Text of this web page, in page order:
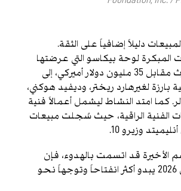
دليلاً إضافياً على الثقة.
المبكرة لوحة بيكاسو التي عرضتها
دار هاوزر آند فيرث مقابل 35 مليون دولار أميركي، إلى
بارزة لغيرهارد ريختر، وديفيد هوكني،
كما امتد النشاط ليشمل أعمالاً فنية
الفنية الراقية، حيث سُجلت مبيعات
وزيرو 10.
الأخيرة قد اتسمت بالهدوء، فإن
معرض آرت بازل 2026 يبدو أكثر انفتاحاً وتوجهاً نحو